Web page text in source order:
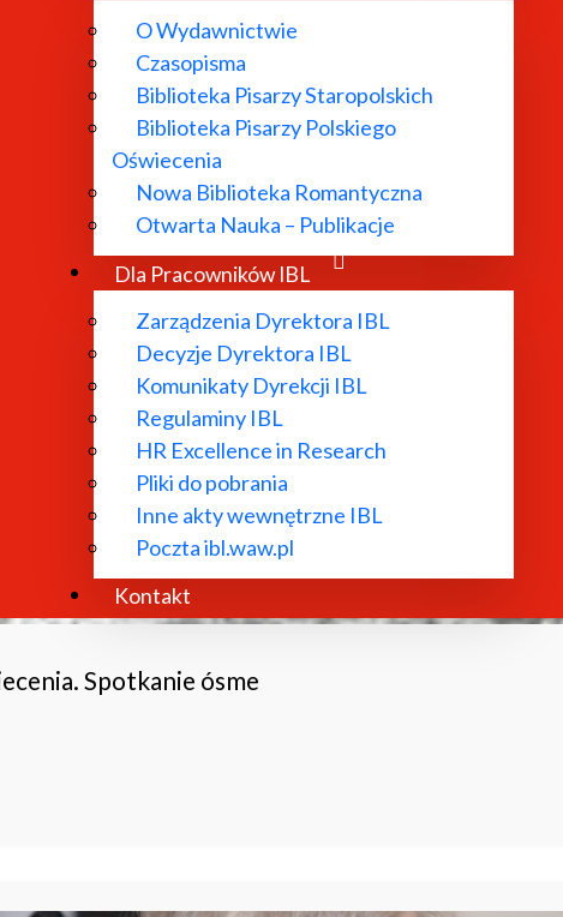
O Wydawnictwie
Czasopisma
Biblioteka Pisarzy Staropolskich
Biblioteka Pisarzy Polskiego
Oświecenia
Nowa Biblioteka Romantyczna
Otwarta Nauka – Publikacje
Dla Pracowników IBL
Zarządzenia Dyrektora IBL
Decyzje Dyrektora IBL
Komunikaty Dyrekcji IBL
Regulaminy IBL
HR Excellence in Research
Pliki do pobrania
Inne akty wewnętrzne IBL
Poczta ibl.waw.pl
Kontakt
Spotkanie ósme